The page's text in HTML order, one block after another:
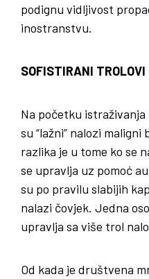
podignu vidljivost
inostranstvu.
SOFISTIRANI TROLOVI
Na početku
su “lažni” nalozi
razlika je u tome ko se
se upravlja uz pomoć
su po pravilu slabijih
nalazi čovjek. Jedna
upravlja sa više trol
Od kada je društvena